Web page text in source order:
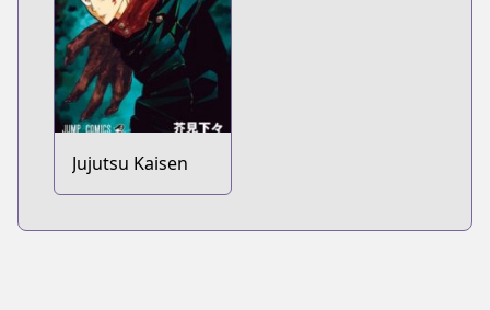
Jujutsu Kaisen